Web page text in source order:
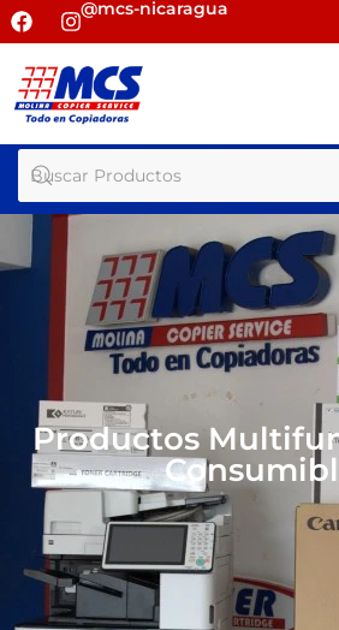
@mcs-nicaragua
Productos